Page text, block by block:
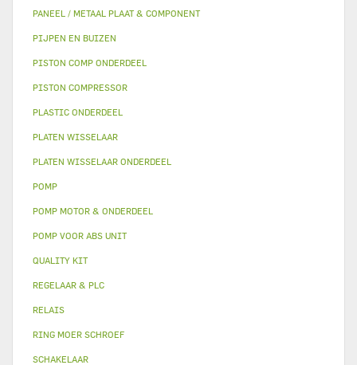
PANEEL / METAAL PLAAT & COMPONENT
PIJPEN EN BUIZEN
PISTON COMP ONDERDEEL
PISTON COMPRESSOR
PLASTIC ONDERDEEL
PLATEN WISSELAAR
PLATEN WISSELAAR ONDERDEEL
POMP
POMP MOTOR & ONDERDEEL
POMP VOOR ABS UNIT
QUALITY KIT
REGELAAR & PLC
RELAIS
RING MOER SCHROEF
SCHAKELAAR